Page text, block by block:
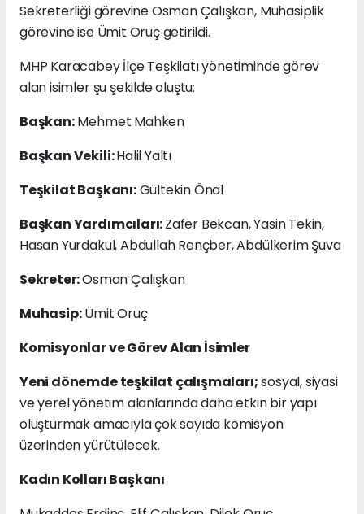
Sekreterliği görevine Osman Çalışkan, Muhasiplik
görevine ise Ümit Oruç getirildi.
MHP Karacabey İlçe Teşkilatı yönetiminde görev
alan isimler şu şekilde oluştu:
Başkan:Mehmet Mahken
Başkan Vekili:Halil Yaltı
Teşkilat Başkanı:Gültekin Önal
Başkan Yardımcıları:Zafer Bekcan, Yasin Tekin,
Hasan Yurdakul, Abdullah Rençber, Abdülkerim Şuva
Sekreter:Osman Çalışkan
Muhasip:Ümit Oruç
Komisyonlar ve Görev Alan İsimler
Yeni dönemde teşkilat çalışmaları;sosyal, siyasi
ve yerel yönetim alanlarında daha etkin bir yapı
oluşturmak amacıyla çok sayıda komisyon
üzerinden yürütülecek.
Kadın Kolları Başkanı